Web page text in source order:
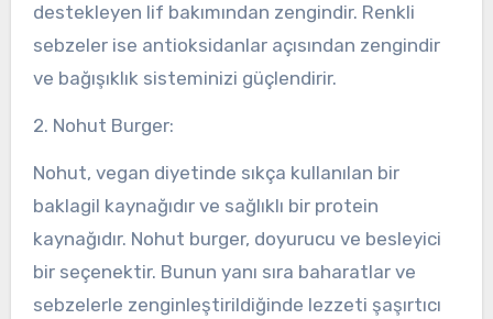
destekleyen lif bakımından zengindir. Renkli
sebzeler ise antioksidanlar açısından zengindir
ve bağışıklık sisteminizi güçlendirir.
2. Nohut Burger:
Nohut, vegan diyetinde sıkça kullanılan bir
baklagil kaynağıdır ve sağlıklı bir protein
kaynağıdır. Nohut burger, doyurucu ve besleyici
bir seçenektir. Bunun yanı sıra baharatlar ve
sebzelerle zenginleştirildiğinde lezzeti şaşırtıcı